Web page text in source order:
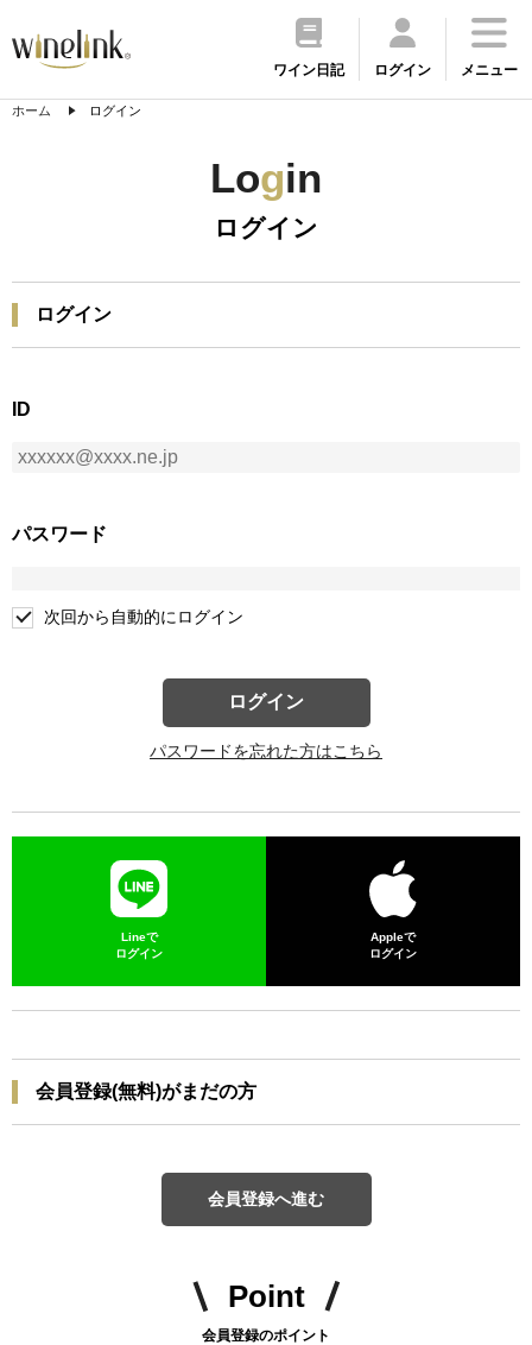
ワイン日記 ログイン メニュー
ホーム ログイン
Login
ログイン
ログイン
ID
パスワード
次回から自動的にログイン
ログイン
パスワードを忘れた方はこちら
Lineで
ログイン
Appleで
ログイン
会員登録(無料)がまだの方
会員登録へ進む
Point
会員登録のポイント